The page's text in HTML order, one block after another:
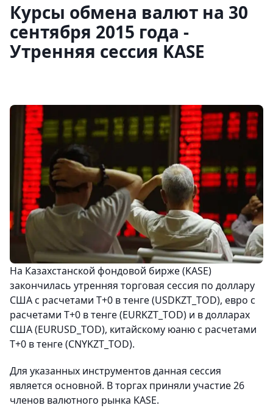
Курсы обмена валют на 30
сентября 2015 года -
Утренняя сессия KASE
На Казахстанской фондовой бирже (KASE)
закончилась утренняя торговая сессия по доллару
США с расчетами Т+0 в тенге (USDKZT_TOD), евро с
расчетами T+0 в тенге (EURKZT_TOD) и в долларах
США (EURUSD_TOD), китайскому юаню с расчетами
T+0 в тенге (CNYKZT_TOD).
Для указанных инструментов данная сессия
является основной. В торгах приняли участие 26
членов валютного рынка KASE.